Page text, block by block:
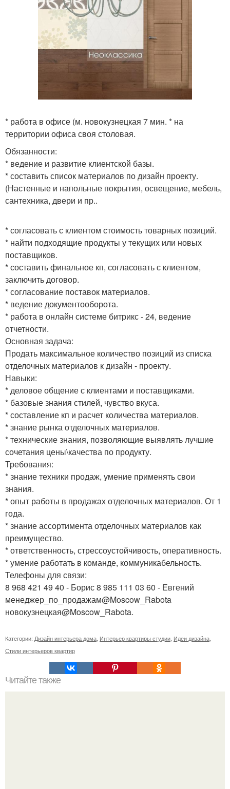
* работа в офисе (м. новокузнецкая 7 мин. * на
территории офиса своя столовая.
Обязанности:
* ведение и развитие клиентской базы.
* составить список материалов по дизайн проекту.
(Настенные и напольные покрытия, освещение, мебель,
сантехника, двери и пр..
* согласовать с клиентом стоимость товарных позиций.
* найти подходящие продукты у текущих или новых
поставщиков.
* составить финальное кп, согласовать с клиентом,
заключить договор.
* согласование поставок материалов.
* ведение документооборота.
* работа в онлайн системе битрикс - 24, ведение
отчетности.
Основная задача:
Продать максимальное количество позиций из списка
отделочных материалов к дизайн - проекту.
Навыки:
* деловое общение с клиентами и поставщиками.
* базовые знания стилей, чувство вкуса.
* составление кп и расчет количества материалов.
* знание рынка отделочных материалов.
* технические знания, позволяющие выявлять лучшие
сочетания цены\качества по продукту.
Требования:
* знание техники продаж, умение применять свои
знания.
* опыт работы в продажах отделочных материалов. От 1
года.
* знание ассортимента отделочных материалов как
преимущество.
* ответственность, стрессоустойчивость, оперативность.
* умение работать в команде, коммуникабельность.
Телефоны для связи:
8 968 421 49 40 - Борис 8 985 111 03 60 - Евгений
менеджер_по_продажам@Moscow_Rabota
новокузнецкая@Moscow_Rabota.
Категории: Дизайн интерьера дома Интерьер квартиры студии Идеи дизайна
Стили интерьеров квартир
Читайте также